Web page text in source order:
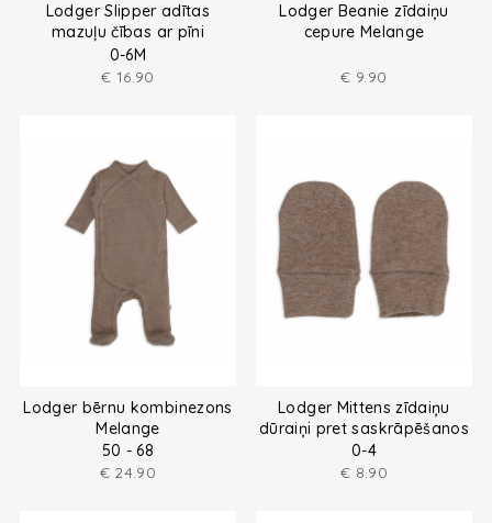
Lodger Slipper adītas
mazuļu čības ar pīni
0-6M
€ 16.90
Lodger Beanie zīdaiņu
cepure Melange
€ 9.90
Lodger bērnu kombinezons
Melange
50 - 68
€ 24.90
Lodger Mittens zīdaiņu
dūraiņi pret saskrāpēšanos
no melanža dzijas
0-4
€ 8.90